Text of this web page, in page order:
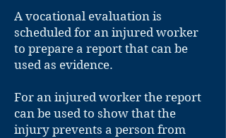
A vocational evaluation is
scheduled for an injured worker
to prepare a report that can be
used as evidence.
For an injured worker the report
can be used to show that the
injury prevents a person from